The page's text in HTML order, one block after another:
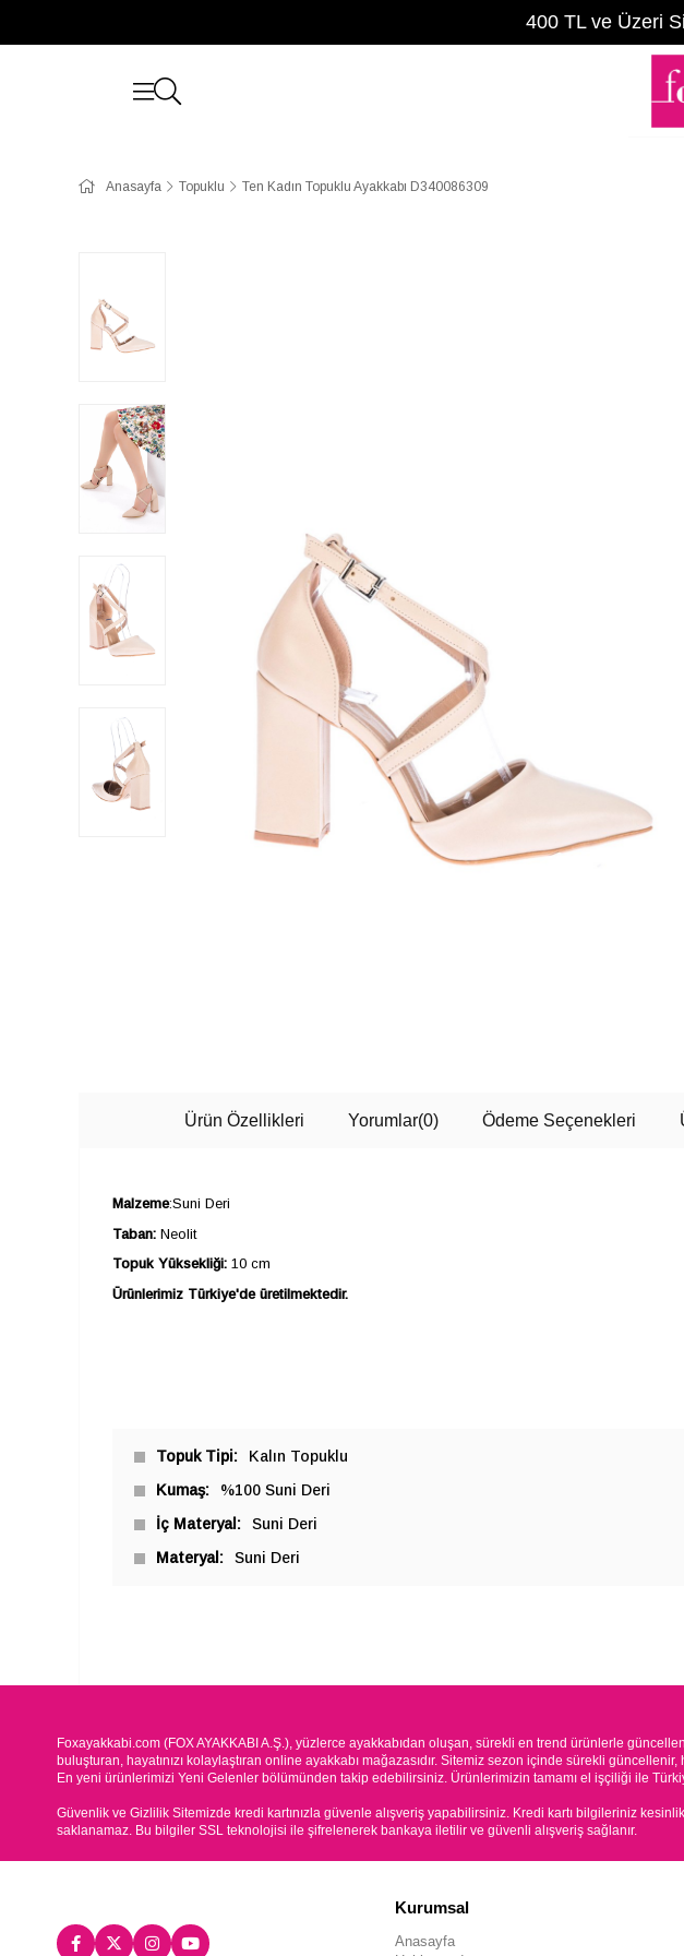
400 TL ve Üzeri
Anasayfa Topuklu Ten Kadın Topuklu Ayakkabı D340086309
Ürün Özellikleri Yorumlar(0) Ödeme Seçenekleri
Malzeme:Suni Deri
Taban: Neolit
Topuk Yüksekliği: 10 cm
Ürünlerimiz Türkiye'de üretilmektedir.
Topuk Tipi
Kalın Topuklu
Kumaş
%100 Suni Deri
İç Materyal
Suni Deri
Materyal
Suni Deri
Foxayakkabi.com (FOX AYAKKABI A.Ş.), yüzlerce ayakkabıdan oluşan, sürekli en trend ürünlerle
buluşturan, hayatınızı kolaylaştıran online ayakkabı mağazasıdır. Sitemiz sezon içinde sürekli
En yeni ürünlerimizi Yeni Gelenler bölümünden takip edebilirsiniz. Ürünlerimizin tamamı el işçiliği ile
Güvenlik ve Gizlilik Sitemizde kredi kartınızla güvenle alışveriş yapabilirsiniz. Kredi kartı bilgileriniz
saklanamaz. Bu bilgiler SSL teknolojisi ile şifrelenerek bankaya iletilir ve güvenli alışveriş sağlanır.
Kurumsal
Anasayfa